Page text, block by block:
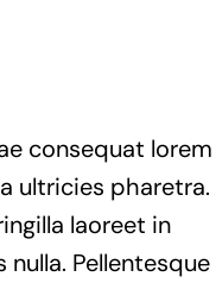
consequat lorem
ultricies pharetra.
laoreet in
Pellentesque